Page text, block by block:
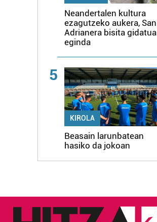
Neandertalen kultura
ezagutzeko aukera, San
Adrianera bisita gidatua
eginda
5
KIROLA
Beasain larunbatean
hasiko da jokoan